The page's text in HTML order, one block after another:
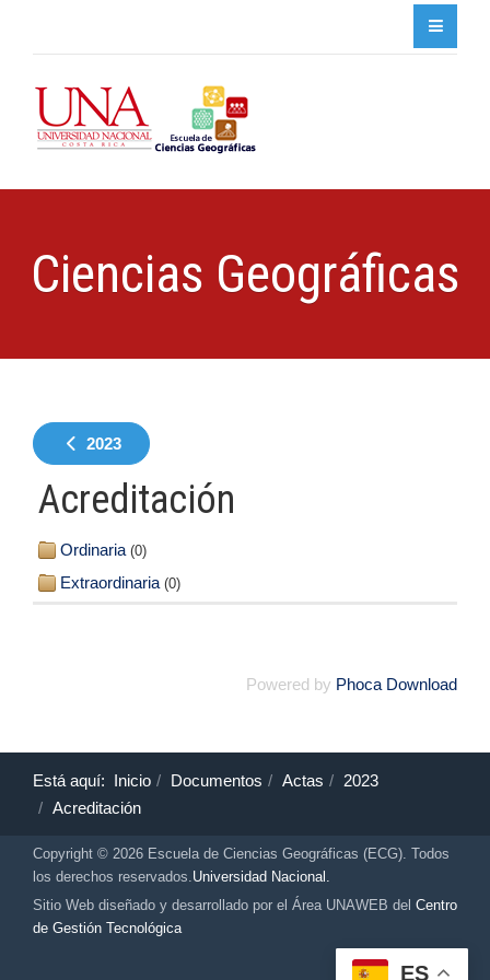
ES
Ciencias Geográficas
2023
Acreditación
Ordinaria (0)
Extraordinaria (0)
Powered by Phoca Download
Está aquí: Inicio Documentos Actas
2023
Acreditación
Copyright © 2026 Escuela de Ciencias Geográficas (ECG). Todos
los derechos reservados.Universidad Nacional.
Sitio Web diseñado y desarrollado por el Área UNAWEB del Centro
de Gestión Tecnológica